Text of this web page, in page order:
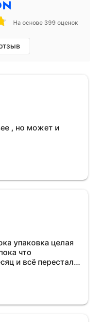
На основе 399 оценок
, но может и
упаковка целая
что
и всё перестал
топлива , очень